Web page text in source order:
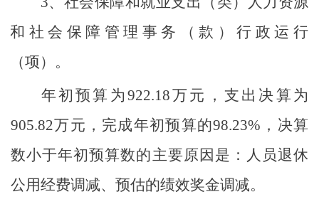
和社会保障管理事务（款）行政运行
（项）。
年初预算为 922.18万元，支出决算为
905.82万元，完成年初预算的98.23% ，决算
数小于年初预算数的主要原因是：人员退休
公用经费调减、预估的绩效奖金调减。